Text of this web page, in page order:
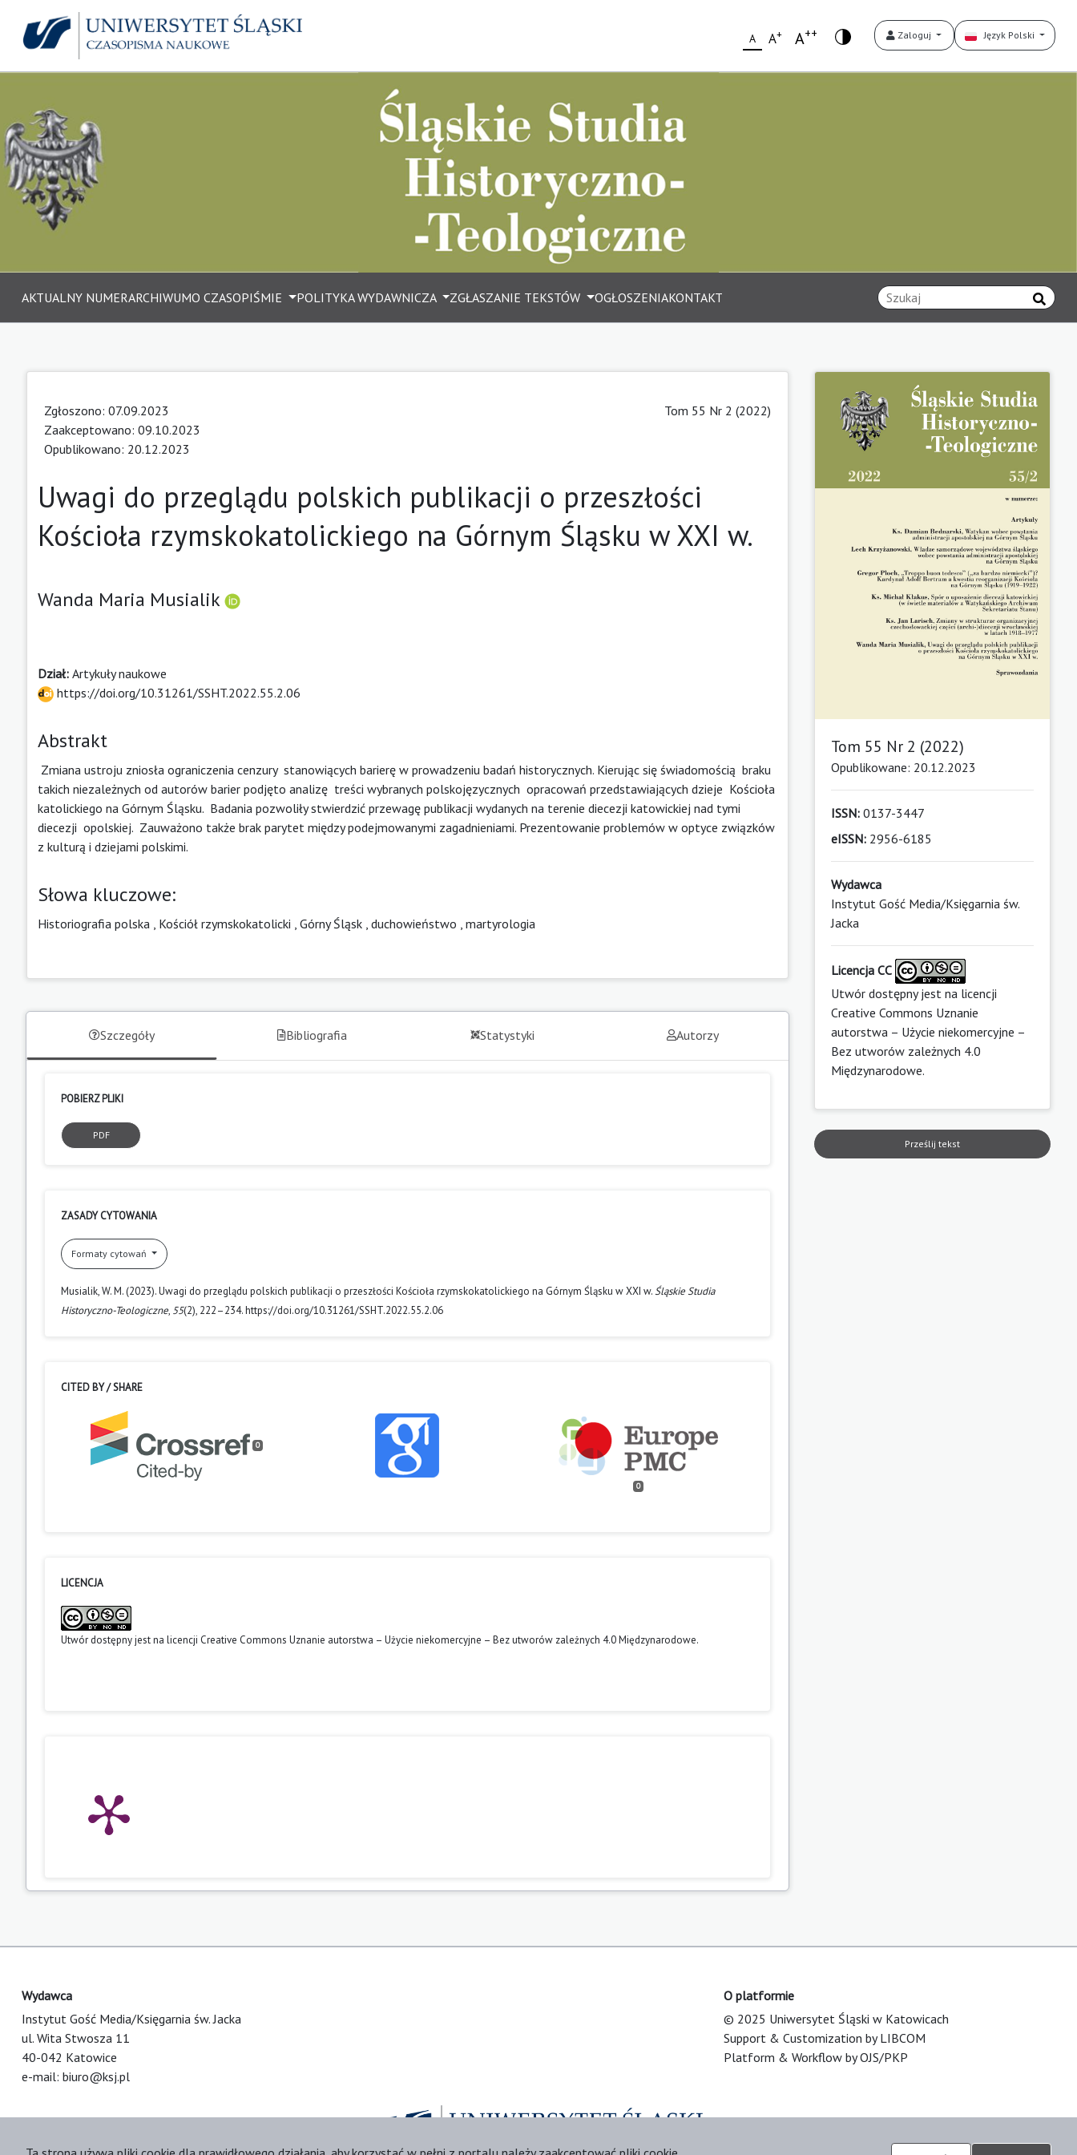
A A+ A++ Zaloguj Język Polski
AKTUALNY NUMERARCHIWUMO CZASOPIŚMIE POLITYKA WYDAWNICZA ZGŁASZANIE TEKSTÓW OGŁOSZENIAKONTAKT
Zgłoszono: 07.09.2023
Zaakceptowano: 09.10.2023
Opublikowano: 20.12.2023
Tom 55 Nr 2 (2022)
Uwagi do przeglądu polskich publikacji o przeszłości
Kościoła rzymskokatolickiego na Górnym Śląsku w XXI w.
Wanda Maria Musialik
Dział: Artykuły naukowe
https://doi.org/10.31261/SSHT.2022.55.2.06
Abstrakt
Zmiana ustroju zniosła ograniczenia cenzury stanowiących barierę w prowadzeniu badań historycznych. Kierując się świadomością braku
takich niezależnych od autorów barier podjęto analizę treści wybranych polskojęzycznych opracowań przedstawiających dzieje Kościoła
katolickiego na Górnym Śląsku. Badania pozwoliły stwierdzić przewagę publikacji wydanych na terenie diecezji katowickiej nad tymi
diecezji opolskiej. Zauważono także brak parytet między podejmowanymi zagadnieniami. Prezentowanie problemów w optyce związków
z kulturą i dziejami polskimi.
Słowa kluczowe:
Historiografia polska Kościół rzymskokatolicki Górny Śląsk duchowieństwo martyrologia
Szczegóły Bibliografia Statystyki Autorzy
POBIERZ PLIKI
PDF
ZASADY CYTOWANIA
Formaty cytowań
Musialik, W. M. (2023). Uwagi do przeglądu polskich publikacji o przeszłości Kościoła rzymskokatolickiego na Górnym Śląsku w XXI w.Śląskie Studia
Historyczno-Teologiczne, 55(2), 222–234. https://doi.org/10.31261/SSHT.2022.55.2.06
CITED BY / SHARE
0
0
LICENCJA
Utwór dostępny jest na licencji Creative Commons Uznanie autorstwa – Użycie niekomercyjne – Bez utworów zależnych 4.0 Międzynarodowe.
Tom 55 Nr 2 (2022)
Opublikowane: 20.12.2023
ISSN:0137-3447
eISSN:2956-6185
Wydawca
Instytut Gość Media/Księgarnia św.
Jacka
Licencja CC
Utwór dostępny jest na licencji
Creative Commons Uznanie
autorstwa – Użycie niekomercyjne –
Bez utworów zależnych 4.0
Międzynarodowe.
Prześlij tekst
Wydawca
Instytut Gość Media/Księgarnia św. Jacka
ul. Wita Stwosza 11
40-042 Katowice
e-mail: biuro@ksj.pl
O platformie
© 2025 Uniwersytet Śląski w Katowicach
Support & Customization by LIBCOM
Platform & Workflow by OJS/PKP